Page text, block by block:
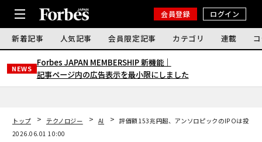
会員登録 ログイン
新着記事 人気記事 会員限定記事 カテゴリ 連載
NEWS
Forbes JAPAN MEMBERSHIP 新機能｜
記事ページ内の広告表示を最小限にしました
トップ テクノロジー AI
評価額153兆円超、アンソロピックのIPOは投資
2026.06.01 10:00